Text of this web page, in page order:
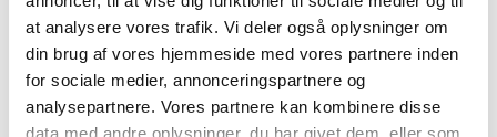
at analysere vores trafik. Vi deler også oplysninger om
din brug af vores hjemmeside med vores partnere inden
for sociale medier, annonceringspartnere og
analysepartnere. Vores partnere kan kombinere disse
data med andre oplysninger, du har givet dem, eller som